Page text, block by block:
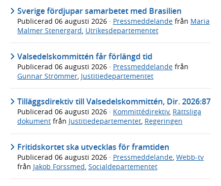
Sverige fördjupar samarbetet med Brasilien
Publicerad 06 augusti 2026 · Pressmeddelande från Maria
Malmer Stenergard, Utrikesdepartementet
Valsedelskommittén får förlängd tid
Publicerad 06 augusti 2026 · Pressmeddelande från
Gunnar Strömmer Justitiedepartementet
Tilläggsdirektiv till Valsedelskommittén, Dir. 2026:87
Publicerad 06 augusti 2026 · Kommittédirektiv, Rättsliga
dokument från Justitiedepartementet, Regeringen
Fritidskortet ska utvecklas för framtiden
Publicerad 06 augusti 2026 · Pressmeddelande, Webb-tv
från Jakob Forssmed, Socialdepartementet